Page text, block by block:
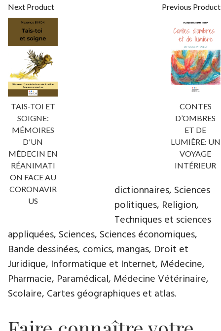
Next Product
TAIS-TOI ET
SOIGNE:
MÉMOIRES
D'UN
MÉDECIN EN
RÉANIMATI
ON FACE AU
CORONAVIR
US
Previous Product
CONTES
D’OMBRES
ET DE
LUMIÈRE: UN
VOYAGE
INTÉRIEUR
dictionnaires, Sciences
politiques, Religion,
Techniques et sciences
appliquées, Sciences, Sciences économiques,
Bande dessinées, comics, mangas, Droit et
Juridique, Informatique et Internet, Médecine,
Pharmacie, Paramédical, Médecine Vétérinaire,
Scolaire, Cartes géographiques et atlas.